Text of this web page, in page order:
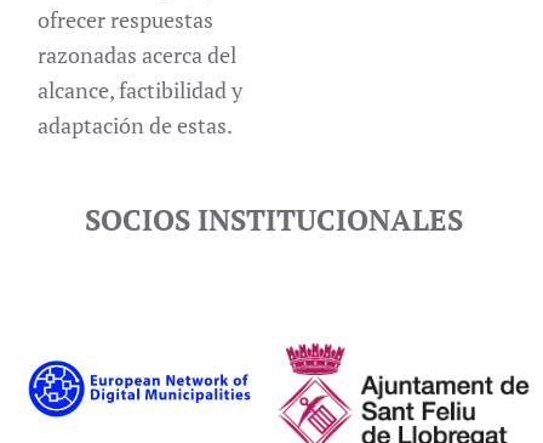
ofrecer respuestas
razonadas acerca del
alcance, factibilidad y
adaptación de estas.
SOCIOS INSTITUCIONALES